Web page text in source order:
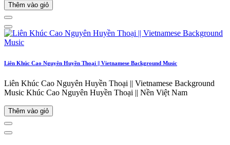
Thêm vào giỏ
Liên Khúc Cao Nguyên Huyền Thoại || Vietnamese Background Music
Liên Khúc Cao Nguyên Huyền Thoại || Vietnamese Background
Music Khúc Cao Nguyên Huyền Thoại || Nền Việt Nam
Thêm vào giỏ